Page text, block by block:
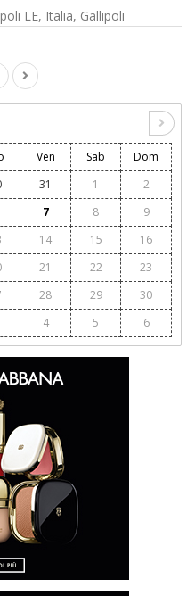
LE, Italia, Gallipoli
Ven Sab
Dom
31 1
2
7 8
9
14 15
16
21 22
23
28 29
30
4 5 6